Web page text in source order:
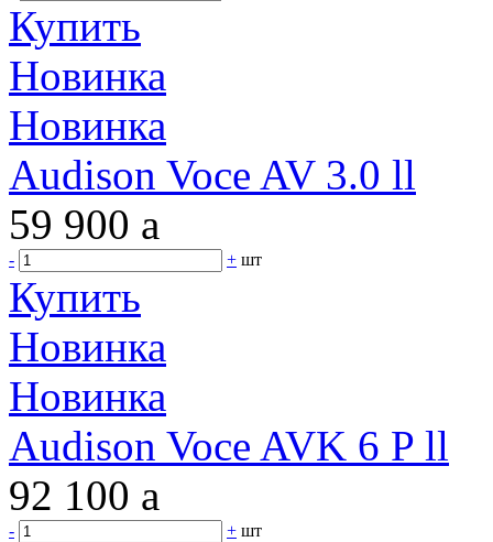
Купить
Новинка
Новинка
Audison Voce AV 3.0 ll
59 900 a
- + шт
Купить
Новинка
Новинка
Audison Voce AVK 6 P ll
92 100 a
- + шт